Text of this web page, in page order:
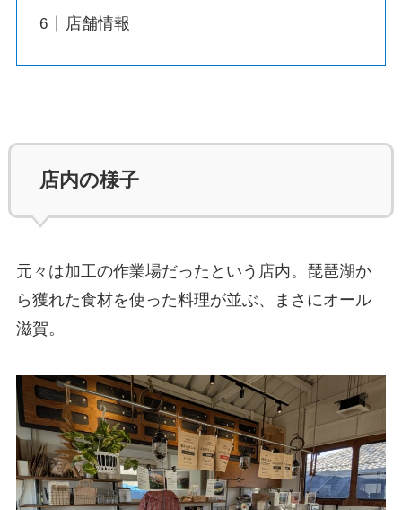
店舗情報
店内の様子
元々は加工の作業場だったという店内。琵琶湖か
ら獲れた食材を使った料理が並ぶ、まさにオール
滋賀。